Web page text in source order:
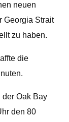
neuen
Georgia Strait
zu haben.
die
der Oak Bay
den 80